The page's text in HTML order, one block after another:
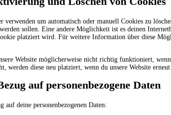
verwenden um automatisch oder manuell Cookies zu
sollen. Eine andere Möglichkeit ist es deinen
platziert wird. Für weitere Information über diese
Website möglicherweise nicht richtig funktioniert,
werden diese neu platziert, wenn du unsere Website erneut
auf personenbezogene Daten
auf deine personenbezogenen Daten: